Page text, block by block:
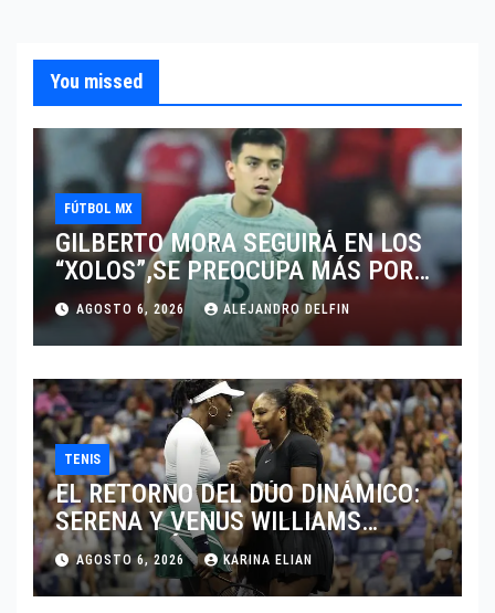
You missed
FÚTBOL MX
GILBERTO MORA SEGUIRÁ EN LOS
“XOLOS”,SE PREOCUPA MÁS POR
JUGAR EN SU EQUIPO.
AGOSTO 6, 2026 ALEJANDRO DELFIN
TENIS
EL RETORNO DEL DÚO DINÁMICO:
SERENA Y VENUS WILLIAMS
DISPUTARÁN LOS DOBLES EN
CINCINNATI 2026
AGOSTO 6, 2026 KARINA ELIAN